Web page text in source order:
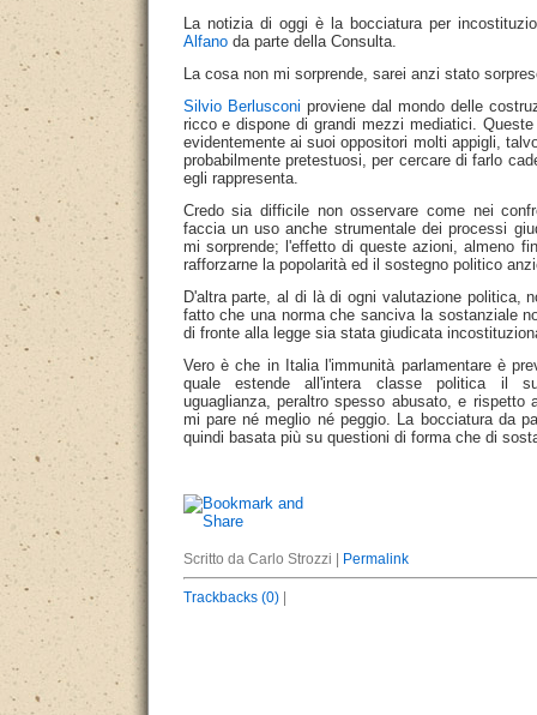
La notizia di oggi è la bocciatura per
Alfanoda parte della Consulta.
La cosa non mi sorprende, sarei anzi stato
Silvio Berlusconi proviene dal mondo delle
ricco e dispone di grandi mezzi mediatici.
evidentemente ai suoi oppositori molti appigli,
probabilmente pretestuosi, per cercare di farlo
egli rappresenta.
Credo sia difficile non osservare come nei
faccia un uso anche strumentale dei processi
mi sorprende; l'effetto di queste azioni, almeno
rafforzarne la popolarità ed il sostegno politico
D'altra parte, al di là di ogni valutazione politica,
fatto che una norma che sanciva la sostanziale
di fronte alla legge sia stata giudicata
Vero è che in Italia l'immunità parlamentare è
quale estende all'intera classe politica il
uguaglianza, peraltro spesso abusato, e rispetto
mi pare né meglio né peggio. La bocciatura da
quindi basata più su questioni di forma che di
Scritto da Carlo Strozzi | Permalink
Trackbacks (0)|